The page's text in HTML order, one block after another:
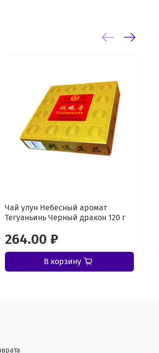
Чай улун Небесный аромат
Тегуаньинь Черный дракон 120 г
264.00 ₽
В корзину